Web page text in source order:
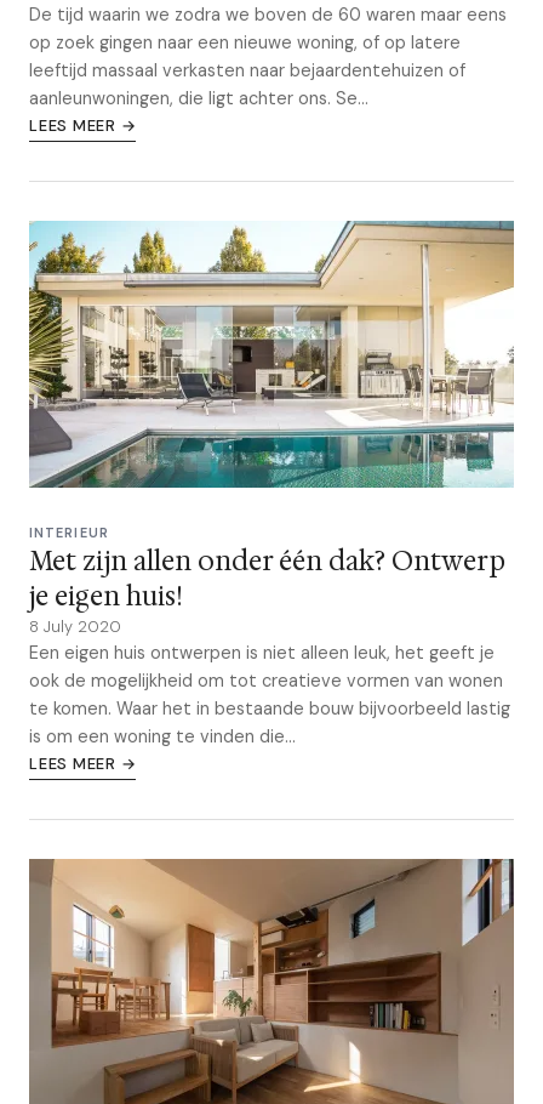
De tijd waarin we zodra we boven de 60 waren maar eens
op zoek gingen naar een nieuwe woning, of op latere
leeftijd massaal verkasten naar bejaardentehuizen of
aanleunwoningen, die ligt achter ons. Se...
LEES MEER →
INTERIEUR
Met zijn allen onder één dak? Ontwerp
je eigen huis!
8 July 2020
Een eigen huis ontwerpen is niet alleen leuk, het geeft je
ook de mogelijkheid om tot creatieve vormen van wonen
te komen. Waar het in bestaande bouw bijvoorbeeld lastig
is om een woning te vinden die...
LEES MEER →